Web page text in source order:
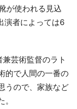
が使われる見込
演者によっては6
芸術監督のラト
的で人間の一番の
うので、家族など